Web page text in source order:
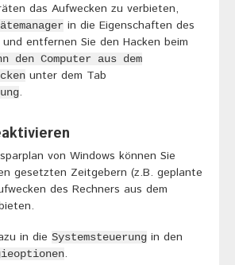
das Aufwecken zu verbieten,
in die Eigenschaften des
entfernen Sie den Hacken beim
den Computer aus dem
unter dem Tab
.
von Windows können Sie
gesetzten Zeitgebern (z.B. geplante
des Rechners aus dem
in die Systemsteuerung in den
.